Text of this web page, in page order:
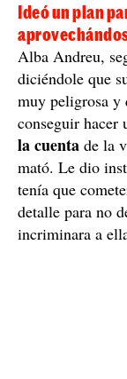
Ideó un plan
Alba Andreu,
diciéndole que
muy peligrosa y
conseguir hacer
la cuenta de la
mató. Le dio
tenía que
detalle para no
incriminara a